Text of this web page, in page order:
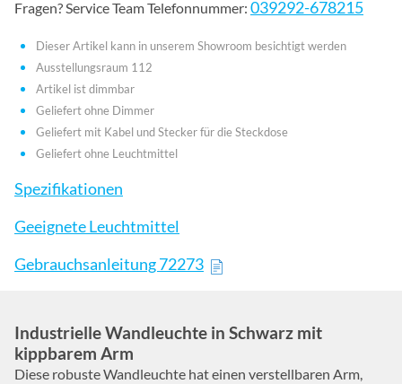
Fragen? Service Team Telefonnummer: 039292-678215
Dieser Artikel kann in unserem Showroom besichtigt werden
Ausstellungsraum 112
Artikel ist dimmbar
Geliefert ohne Dimmer
Geliefert mit Kabel und Stecker für die Steckdose
Geliefert ohne Leuchtmittel
Spezifikationen
Geeignete Leuchtmittel
Gebrauchsanleitung 72273
Industrielle Wandleuchte in Schwarz mit
kippbarem Arm
Diese robuste Wandleuchte hat einen verstellbaren Arm,